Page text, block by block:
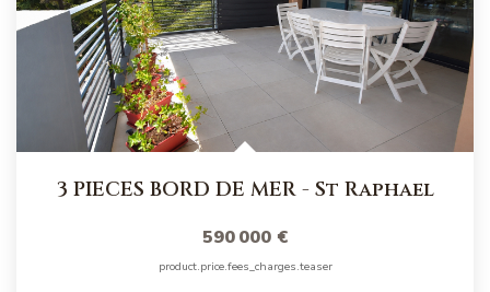
Millésimme Immobilier N°7
Millésimme Immobilier N°8
Millésimme Immobilier N°9
Millésimme Immobilier N°10
Magasine Vendu Boulouris
Magasine Vendu St-Raphaël/Fréjus
3 PIECES BORD DE MER - St Raphael
590 000 €
product.price.fees_charges.teaser